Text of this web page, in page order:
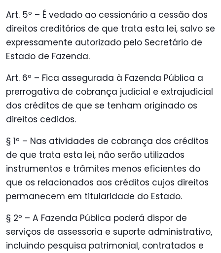
Art. 5º – É vedado ao cessionário a cessão dos
direitos creditórios de que trata esta lei, salvo se
expressamente autorizado pelo Secretário de
Estado de Fazenda.
Art. 6º – Fica assegurada à Fazenda Pública a
prerrogativa de cobrança judicial e extrajudicial
dos créditos de que se tenham originado os
direitos cedidos.
§ 1º – Nas atividades de cobrança dos créditos
de que trata esta lei, não serão utilizados
instrumentos e trâmites menos eficientes do
que os relacionados aos créditos cujos direitos
permanecem em titularidade do Estado.
§ 2º – A Fazenda Pública poderá dispor de
serviços de assessoria e suporte administrativo,
incluindo pesquisa patrimonial, contratados e